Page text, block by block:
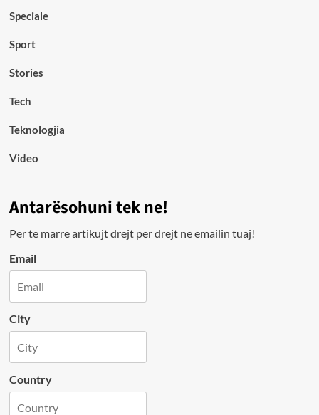
Speciale
Sport
Stories
Tech
Teknologjia
Video
Antarësohuni tek ne!
Per te marre artikujt drejt per drejt ne emailin tuaj!
Email
City
Country